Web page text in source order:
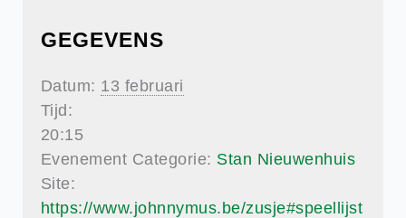
GEGEVENS
Datum: 13 februari
Tijd:
20:15
Evenement Categorie: Stan Nieuwenhuis
Site:
https://www.johnnymus.be/zusje#speellijst